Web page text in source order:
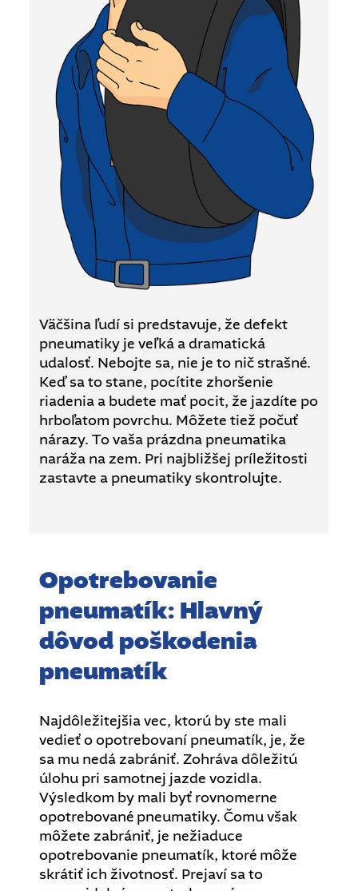
Väčšina ľudí si predstavuje, že defekt
pneumatiky je veľká a dramatická
udalosť. Nebojte sa, nie je to nič strašné.
Keď sa to stane, pocítite zhoršenie
riadenia a budete mať pocit, že jazdíte po
hrboľatom povrchu. Môžete tiež počuť
nárazy. To vaša prázdna pneumatika
naráža na zem. Pri najbližšej príležitosti
zastavte a pneumatiky skontrolujte.
Opotrebovanie
pneumatík: Hlavný
dôvod poškodenia
pneumatík
Najdôležitejšia vec, ktorú by ste mali
vedieť o opotrebovaní pneumatík, je, že
sa mu nedá zabrániť. Zohráva dôležitú
úlohu pri samotnej jazde vozidla.
Výsledkom by mali byť rovnomerne
opotrebované pneumatiky. Čomu však
môžete zabrániť, je nežiaduce
opotrebovanie pneumatík, ktoré môže
skrátiť ich životnosť. Prejaví sa to